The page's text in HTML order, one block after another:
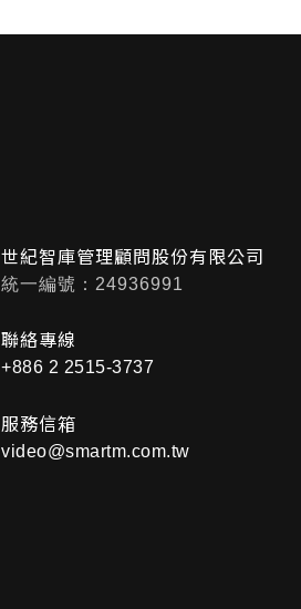
世紀智庫管理顧問股份有限公司
統一編號：24936991
聯絡專線
+886 2 2515-3737
服務信箱
video@smartm.com.tw